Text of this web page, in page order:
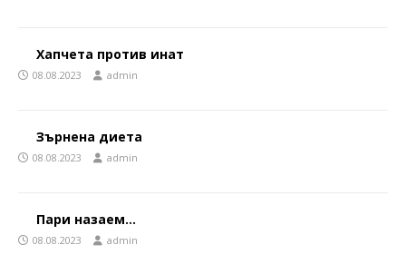
Хапчета против инат
08.08.2023 admin
Зърнена диета
08.08.2023 admin
Пари назаем…
08.08.2023 admin